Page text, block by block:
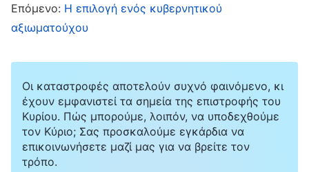
βρούμε δουλειά στην Ιαπωνία». Αποφασίσαμε
να πάμε αμέσως στην Ιαπωνία, να
ψόφιοι. Μετά τη δουλειά, θέλαμε μόνο να
πέσουμε στο κρεβάτι. Ούτε να φάμε δεν
θέλαμε. Η μέση μου πονούσε συνέχεια και δεν
είχα λεφτά για γιατρό, οπότε έπαιρνα
Επόμενο: Η επιλογή ενός κυβερνητικού
αξιωματούχου
Οι καταστροφές αποτελούν συχνό φαινόμενο, κι
έχουν εμφανιστεί τα σημεία της επιστροφής του
Κυρίου. Πώς μπορούμε, λοιπόν, να υποδεχθούμε
τον Κύριο; Σας προσκαλούμε εγκάρδια να
επικοινωνήσετε μαζί μας για να βρείτε τον
τρόπο.